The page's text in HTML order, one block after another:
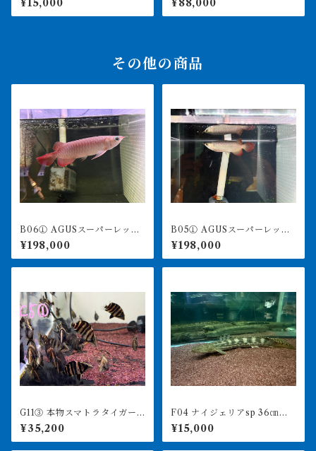
¥15,000
後 ♀
¥88,000
その他の商品
B06① AGUSスーパーレッド
F4 17㎝前後 PT.ARWANA
LESTARI アジアアロワナ 紅
龍 260-005127
¥198,000
B05① AGUSスーパーレッド
F4 18㎝前後 PT.ARWANA
LESTARI アジアアロワナ 紅
龍 260-005130
¥198,000
G11③ 本物スマトラタイガー
ベビー 7-9㎝前後 3匹セッ
ト ダトニオプラスワン イン
ドネシア便
¥35,200
F04 ナイジェリアsp 36㎝前
後 出戻り個体
¥15,000